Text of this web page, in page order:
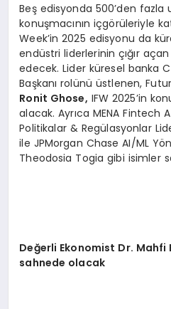
Beş edisyonda 500’den fazla
konuşmacının içgörüleriyle
Week’in 2025 edisyonu da
endüstri liderlerinin çığır açan
edecek. Lider küresel banka
Başkanı rolünü üstlenen,
Ronit Ghose, IFW 2025’in
alacak. Ayrıca MENA Fintech
Politikalar & Regülasyonlar
ile JPMorgan Chase AI/ML
Theodosia Togia gibi isimler
Değerli Ekonomist Dr. Mahfi
sahnede olacak